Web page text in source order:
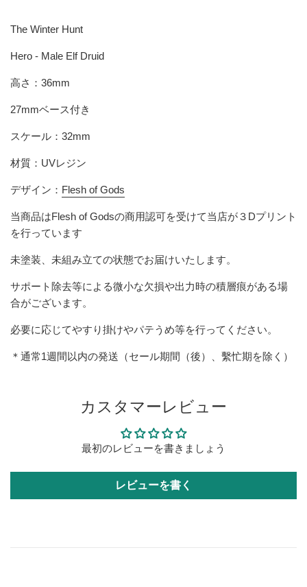
The Winter Hunt
Hero - Male Elf Druid
高さ：36mm
27mmベース付き
スケール：32mm
材質：UVレジン
デザイン： Flesh of Gods
当商品はFlesh of Godsの商用認可を受けて当店が３Dプリント
を行っています
未塗装、未組み立ての状態でお届けいたします。
サポート除去等による微小な欠損や出力時の積層痕がある場
合がございます。
必要に応じてやすり掛けやパテうめ等を行ってください。
＊通常1週間以内の発送（セール期間（後）、繫忙期を除く）
カスタマーレビュー
最初のレビューを書きましょう
レビューを書く